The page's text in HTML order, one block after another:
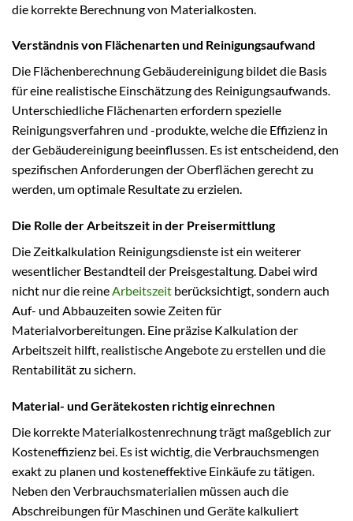
die korrekte Berechnung von Materialkosten.
Verständnis von Flächenarten und Reinigungsaufwand
Die Flächenberechnung Gebäudereinigung bildet die Basis
für eine realistische Einschätzung des Reinigungsaufwands.
Unterschiedliche Flächenarten erfordern spezielle
Reinigungsverfahren und -produkte, welche die Effizienz in
der Gebäudereinigung beeinflussen. Es ist entscheidend, den
spezifischen Anforderungen der Oberflächen gerecht zu
werden, um optimale Resultate zu erzielen.
Die Rolle der Arbeitszeit in der Preisermittlung
Die Zeitkalkulation Reinigungsdienste ist ein weiterer
wesentlicher Bestandteil der Preisgestaltung. Dabei wird
nicht nur die reineArbeitszeit berücksichtigt, sondern auch
Auf- und Abbauzeiten sowie Zeiten für
Materialvorbereitungen. Eine präzise Kalkulation der
Arbeitszeit hilft, realistische Angebote zu erstellen und die
Rentabilität zu sichern.
Material- und Gerätekosten richtig einrechnen
Die korrekte Materialkostenrechnung trägt maßgeblich zur
Kosteneffizienz bei. Es ist wichtig, die Verbrauchsmengen
exakt zu planen und kosteneffektive Einkäufe zu tätigen.
Neben den Verbrauchsmaterialien müssen auch die
Abschreibungen für Maschinen und Geräte kalkuliert